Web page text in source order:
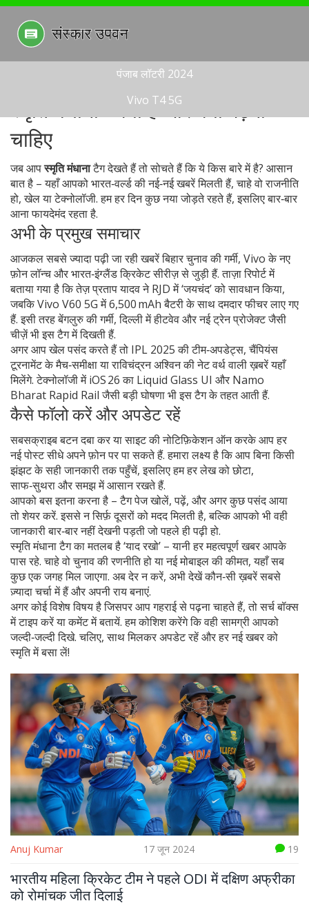
पंजाब लॉटरी 2024
Vivo T4 5G
स्मृति मंधाना - क्या है और क्यों पढ़ना
चाहिए
जब आपस्मृति मंधानाटैग देखते हैं तो सोचते हैं कि ये किस बारे में है? आसान
बात है – यहाँ आपको भारत‑वर्ल्ड की नई‑नई खबरें मिलती हैं, चाहे वो राजनीति
हो, खेल या टेक्नोलॉजी. हम हर दिन कुछ नया जोड़ते रहते हैं, इसलिए बार‑बार
आना फायदेमंद रहता है.
अभी के प्रमुख समाचार
आजकल सबसे ज्यादा पढ़ी जा रही खबरें बिहार चुनाव की गर्मी, Vivo के नए
फ़ोन लॉन्च और भारत‑इंग्लैंड क्रिकेट सीरीज़ से जुड़ी हैं. ताज़ा रिपोर्ट में
बताया गया है कि तेज़ प्रताप यादव ने RJD में ‘जयचंद’ को सावधान किया,
जबकि Vivo V60 5G में 6,500 mAh बैटरी के साथ दमदार फीचर लाए गए
हैं. इसी तरह बेंगलुरु की गर्मी, दिल्ली में हीटवेव और नई ट्रेन प्रोजेक्ट जैसी
चीज़ें भी इस टैग में दिखती हैं.
अगर आप खेल पसंद करते हैं तो IPL 2025 की टीम‑अपडेट्स, चैंपियंस
टूरनामेंट के मैच‑समीक्षा या राविचंद्रन अश्विन की नेट वर्थ वाली ख़बरें यहाँ
मिलेंगे. टेक्नोलॉजी में iOS 26 का Liquid Glass UI और Namo
Bharat Rapid Rail जैसी बड़ी घोषणा भी इस टैग के तहत आती हैं.
कैसे फॉलो करें और अपडेट रहें
सबसक्राइब बटन दबा कर या साइट की नोटिफ़िकेशन ऑन करके आप हर
नई पोस्ट सीधे अपने फ़ोन पर पा सकते हैं. हमारा लक्ष्य है कि आप बिना किसी
झंझट के सही जानकारी तक पहुँचें, इसलिए हम हर लेख को छोटा,
साफ‑सुथरा और समझ में आसान रखते हैं.
आपको बस इतना करना है – टैग पेज खोलें, पढ़ें, और अगर कुछ पसंद आया
तो शेयर करें. इससे न सिर्फ़ दूसरों को मदद मिलती है, बल्कि आपको भी वही
जानकारी बार‑बार नहीं देखनी पड़ती जो पहले ही पढ़ी हो.
स्मृति मंधाना टैग का मतलब है ‘याद रखो’ – यानी हर महत्वपूर्ण खबर आपके
पास रहे. चाहे वो चुनाव की रणनीति हो या नई मोबाइल की कीमत, यहाँ सब
कुछ एक जगह मिल जाएगा. अब देर न करें, अभी देखें कौन‑सी ख़बरें सबसे
ज़्यादा चर्चा में हैं और अपनी राय बनाएं.
अगर कोई विशेष विषय है जिसपर आप गहराई से पढ़ना चाहते हैं, तो सर्च बॉक्स
में टाइप करें या कमेंट में बतायें. हम कोशिश करेंगे कि वही सामग्री आपको
जल्दी‑जल्दी दिखे. चलिए, साथ मिलकर अपडेट रहें और हर नई खबर को
स्मृति में बसा लें!
Anuj Kumar 17 जून 2024 19
भारतीय महिला क्रिकेट टीम ने पहले ODI में दक्षिण अफ्रीका
को रोमांचक जीत दिलाई